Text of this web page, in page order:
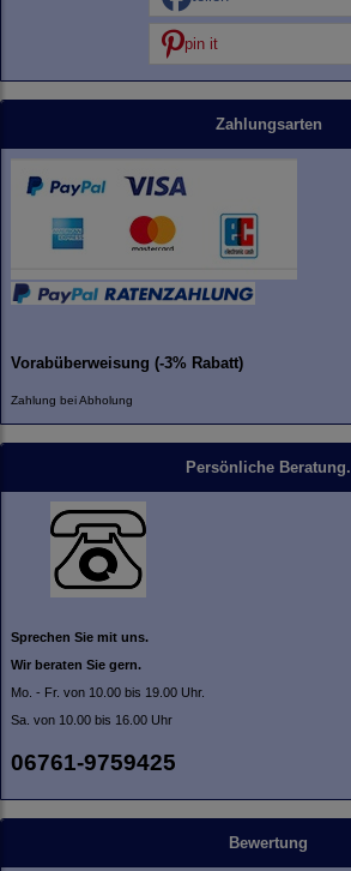
pin it
Zahlungsarten
Vorabüberweisung (-3% Rabatt)
Zahlung bei Abholung
Persönliche Beratung.
Sprechen Sie mit uns.
Wir beraten Sie gern.
Mo. - Fr. von 10.00 bis 19.00 Uhr.
Sa. von 10.00 bis 16.00 Uhr
06761-9759425
Bewertung